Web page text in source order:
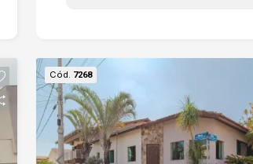
Cód. 7268